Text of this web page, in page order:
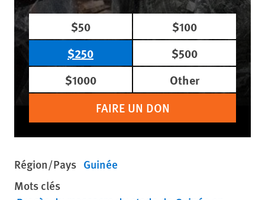
$50
$100
$250
$500
$1000
Other
FAIRE UN DON
Région/Pays Guinée
Mots clés